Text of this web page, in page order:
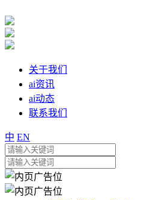
关于我们
ai资讯
ai动态
联系我们
中 EN